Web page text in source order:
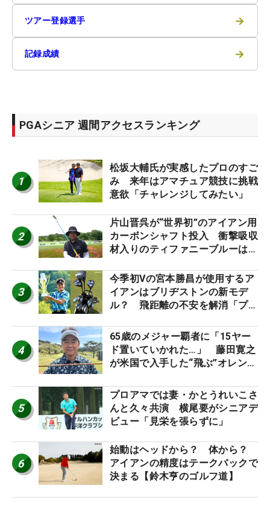
ツアー登録選手 →
記録成績 →
PGAシニア 週間アクセスランキング
1
松坂大輔氏が実感したプロのすご
み 来年はアマチュア競技に挑戦
意欲「チャレンジしてみたい」
2
片山晋呉が“世界初”のアイアン用
カーボンシャフト投入 衝撃吸収
材入りのティファニーブルーは
3
今季初Vの宮本勝昌が使用するア
イアンはブリヂストンの新モデ
ル？ 飛距離の不安を解消「プラ
4
65歳のメジャー覇者に「15ヤー
ド置いていかれた…」 藤田寛之
が米国で入手した“飛ぶ”オレンジ
5
プロアマでは妻・かとうれいこさ
んと久々共演 横尾要がシニアデ
ビュー「見栄を張らずに」
6
始動はヘッドから？ 体から？
アイアンの精度はテークバックで
決まる【鈴木亨のゴルフ道】